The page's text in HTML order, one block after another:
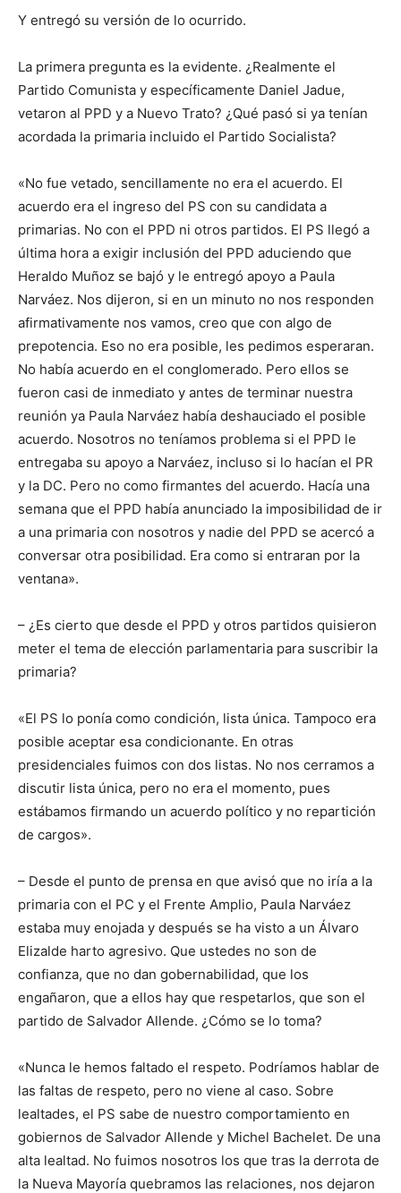
Y entregó su versión de lo ocurrido.
La primera pregunta es la evidente. ¿Realmente el
Partido Comunista y específicamente Daniel Jadue,
vetaron al PPD y a Nuevo Trato? ¿Qué pasó si ya tenían
acordada la primaria incluido el Partido Socialista?
«No fue vetado, sencillamente no era el acuerdo. El
acuerdo era el ingreso del PS con su candidata a
primarias. No con el PPD ni otros partidos. El PS llegó a
última hora a exigir inclusión del PPD aduciendo que
Heraldo Muñoz se bajó y le entregó apoyo a Paula
Narváez. Nos dijeron, si en un minuto no nos responden
afirmativamente nos vamos, creo que con algo de
prepotencia. Eso no era posible, les pedimos esperaran.
No había acuerdo en el conglomerado. Pero ellos se
fueron casi de inmediato y antes de terminar nuestra
reunión ya Paula Narváez había deshauciado el posible
acuerdo. Nosotros no teníamos problema si el PPD le
entregaba su apoyo a Narváez, incluso si lo hacían el PR
y la DC. Pero no como firmantes del acuerdo. Hacía una
semana que el PPD había anunciado la imposibilidad de ir
a una primaria con nosotros y nadie del PPD se acercó a
conversar otra posibilidad. Era como si entraran por la
ventana».
– ¿Es cierto que desde el PPD y otros partidos quisieron
meter el tema de elección parlamentaria para suscribir la
primaria?
«El PS lo ponía como condición, lista única. Tampoco era
posible aceptar esa condicionante. En otras
presidenciales fuimos con dos listas. No nos cerramos a
discutir lista única, pero no era el momento, pues
estábamos firmando un acuerdo político y no repartición
de cargos».
– Desde el punto de prensa en que avisó que no iría a la
primaria con el PC y el Frente Amplio, Paula Narváez
estaba muy enojada y después se ha visto a un Álvaro
Elizalde harto agresivo. Que ustedes no son de
confianza, que no dan gobernabilidad, que los
engañaron, que a ellos hay que respetarlos, que son el
partido de Salvador Allende. ¿Cómo se lo toma?
«Nunca le hemos faltado el respeto. Podríamos hablar de
las faltas de respeto, pero no viene al caso. Sobre
lealtades, el PS sabe de nuestro comportamiento en
gobiernos de Salvador Allende y Michel Bachelet. De una
alta lealtad. No fuimos nosotros los que tras la derrota de
la Nueva Mayoría quebramos las relaciones, nos dejaron